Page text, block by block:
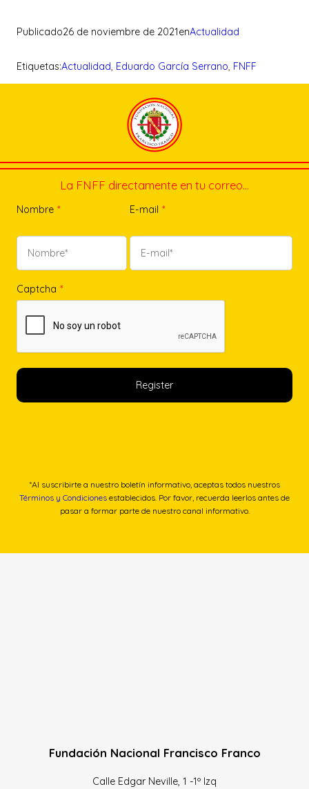
Publicado26 de noviembre de 2021enActualidad
Etiquetas:Actualidad, Eduardo García Serrano, FNFF
La FNFF directamente en tu correo…
Nombre * E-mail *
Captcha *
*Al suscribirte a nuestro boletín informativo, aceptas todos nuestros
Términos y Condiciones establecidos. Por favor, recuerda leerlos antes de
pasar a formar parte de nuestro canal informativo.
Fundación Nacional Francisco Franco
Calle Edgar Neville, 1 -1º Izq